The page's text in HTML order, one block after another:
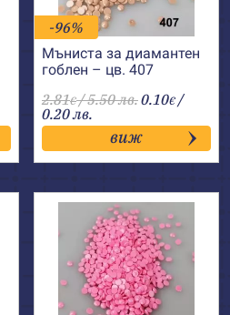
-96%
Мъниста за диамантен
гоблен – цв. 407
2.81€/ 5.50 лв.0.10€ /
0.20 лв.
виж